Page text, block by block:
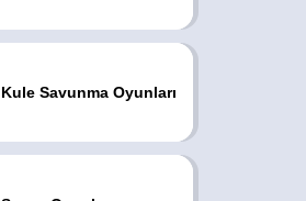
Kule Savunma Oyunları